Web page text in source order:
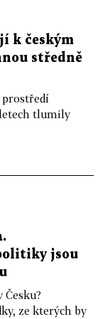
k českým
středně
prostředí
tlumily
jsou
ze kterých by